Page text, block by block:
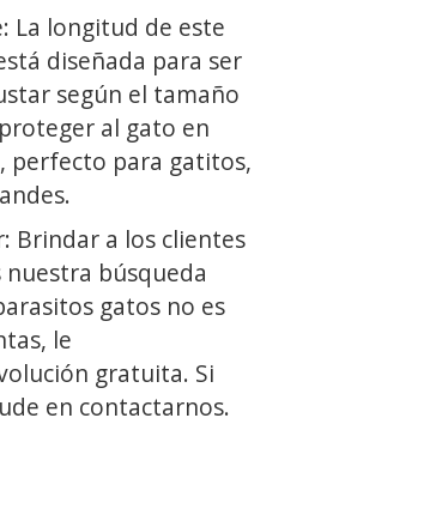
La longitud de este
diseñada para ser
según el tamaño
al gato en
perfecto para gatitos,
Brindar a los clientes
búsqueda
gatos no es
le
gratuita. Si
en contactarnos.